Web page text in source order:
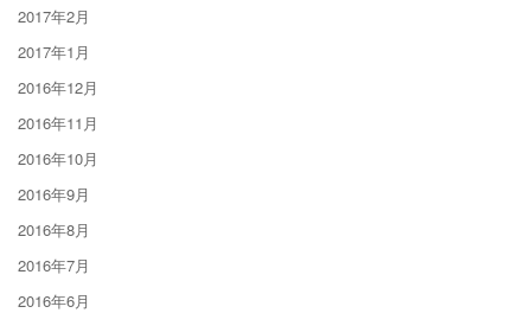
2017年2月
2017年1月
2016年12月
2016年11月
2016年10月
2016年9月
2016年8月
2016年7月
2016年6月